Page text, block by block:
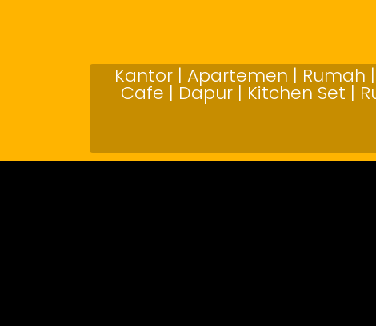
Kantor | Apartemen | Rumah
Cafe | Dapur | Kitchen Set |